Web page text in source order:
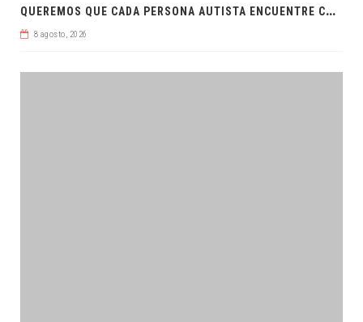
Q
UEREMOS QUE CADA PERSONA AUTISTA ENCUENTRE COMPRENSIÓN: JDM
8 agosto, 2026